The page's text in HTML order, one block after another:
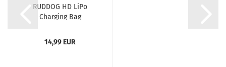
RUDDOG HD LiPo
Charging Bag
14,99 EUR